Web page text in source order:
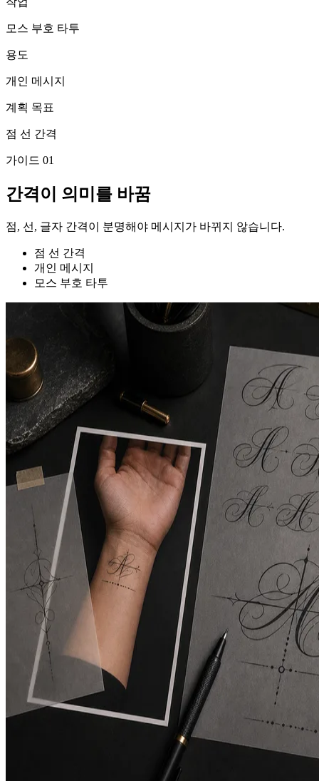
모스 부호 타투
용도
개인 메시지
계획 목표
점 선 간격
가이드 01
간격이 의미를 바꿈
점, 선, 글자 간격이 분명해야 메시지가 바뀌지 않습니다.
점 선 간격
개인 메시지
모스 부호 타투